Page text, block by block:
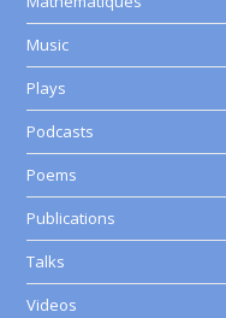
Music
Plays
Podcasts
Poems
Publications
Talks
Videos